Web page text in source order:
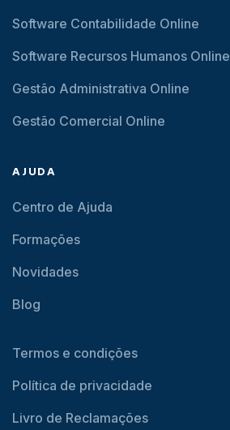
Software Contabilidade Online
Software Recursos Humanos Online
Gestão Administrativa Online
Gestão Comercial Online
AJUDA
Centro de Ajuda
Formações
Novidades
Blog
Termos e condições
Política de privacidade
Livro de Reclamações